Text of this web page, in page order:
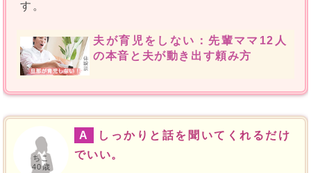
す。
夫が育児をしない：先輩ママ12人
の本音と夫が動き出す頼み方
ちこ
40歳
A
しっかりと話を聞いてくれるだけ
でいい。